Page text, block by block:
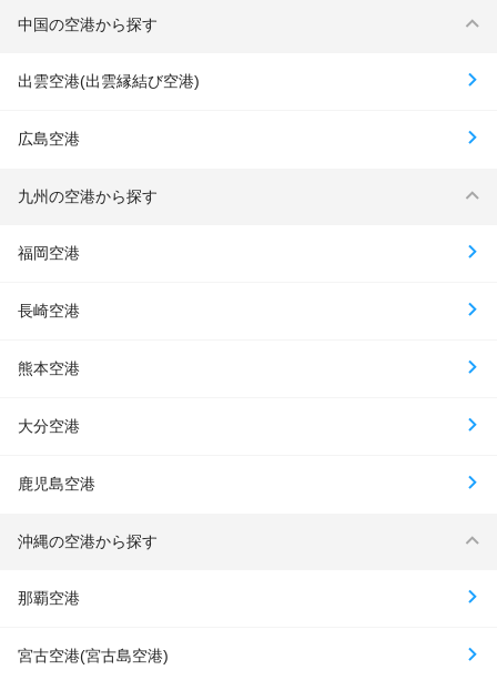
中国の空港から探す
出雲空港(出雲縁結び空港)
広島空港
九州の空港から探す
福岡空港
長崎空港
熊本空港
大分空港
鹿児島空港
沖縄の空港から探す
那覇空港
宮古空港(宮古島空港)